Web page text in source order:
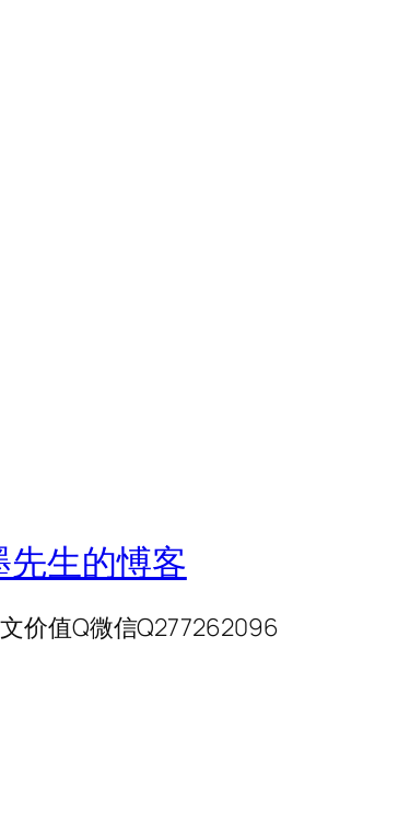
生的愽客
价值Q微信Q277262096